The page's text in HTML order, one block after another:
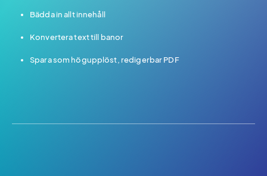
Bädda in allt innehåll
Konvertera text till banor
Spara som högupplöst, redigerbar PDF